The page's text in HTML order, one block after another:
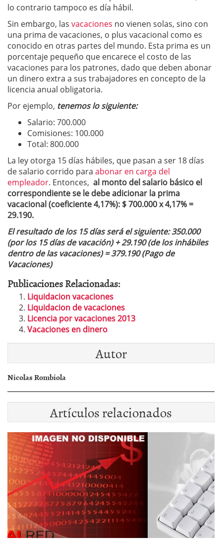
lo contrario tampoco es día hábil.
Sin embargo, las vacaciones no vienen solas, sino con
una prima de vacaciones, o plus vacacional como es
conocido en otras partes del mundo. Esta prima es un
porcentaje pequeño que encarece el costo de las
vacaciones para los patrones, dado que deben abonar
un dinero extra a sus trabajadores en concepto de la
licencia anual obligatoria.
Por ejemplo, tenemos lo siguiente:
Salario: 700.000
Comisiones: 100.000
Total: 800.000
La ley otorga 15 días hábiles, que pasan a ser 18 días
de salario corrido para abonar en carga del
empleador. Entonces, al monto del salario básico el
correspondiente se le debe adicionar la prima
vacacional (coeficiente 4,17%): $ 700.000 x 4,17% =
29.190.
El resultado de los 15 días será el siguiente: 350.000
(por los 15 días de vacación) +29.190 (de los inhábiles
dentro de las vacaciones) = 379.190 (Pago de
Vacaciones)
Publicaciones Relacionadas:
Liquidacion vacaciones
Liquidacion de vacaciones
Licencia por vacaciones 2013
Vacaciones en dinero
Autor
Nicolas Rombiola
Artículos relacionados